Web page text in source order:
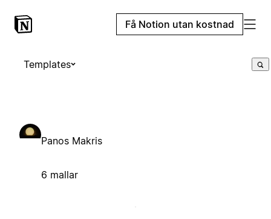
Få Notion utan kostnad
Templates
Panos Makris
6 mallar